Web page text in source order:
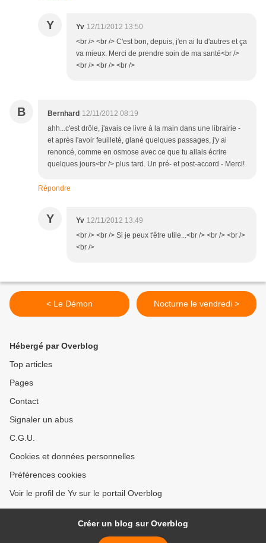
Y Yv 12/11/2012 13:50
<br /> <br /> C'est bon, depuis, j'en ai lu d'autres et ça
va mieux. Merci de prendre soin de ma santé<br />
<br /> <br /> <br />
B Bernhard 12/11/2012 08:19
ahh...c'est drôle, j'avais ce livre à la main dans une librairie -
et après l'avoir feuilleté, glané quelques passages, j'y ai
renoncé, comme en osmose avec ce que tu allais écrire
quelques jours<br /> plus tard. Un pré- et post-accord - Merci!
Répondre
Y Yv 12/11/2012 13:49
<br /> <br /> Si je peux t'être utile...<br /> <br /> <br />
<br />
< Le Démon Nocturne le vendredi >
Hébergé par Overblog
Top articles
Pages
Contact
Signaler un abus
C.G.U.
Cookies et données personnelles
Préférences cookies
Voir le profil de Yv sur le portail Overblog
Créer un blog sur Overblog